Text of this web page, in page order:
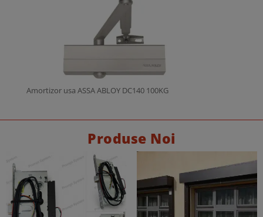
Amortizor usa ASSA ABLOY DC140 100KG
Produse Noi